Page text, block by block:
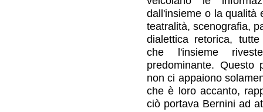
dall'insieme o la qualità
teatralità, scenografia,
dialettica retorica,
che l'insieme
predominante. Questo
non ci appaiono
che è loro accanto,
ciò portava Bernini ad